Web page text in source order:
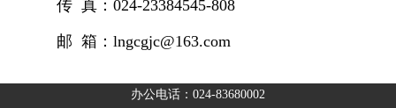
传 真： 024-23384545-808
邮 箱： lngcgjc@163.com
办公电话：024-83680002